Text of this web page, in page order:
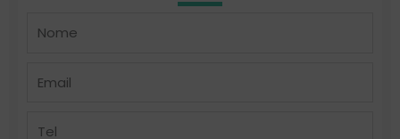
Name
Email
Telefono